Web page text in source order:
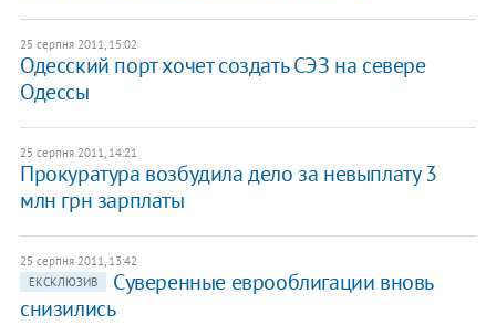
25 серпня 2011, 15:02
Одесский порт хочет создать СЭЗ на севере
Одессы
25 серпня 2011, 14:21
Прокуратура возбудила дело за невыплату 3
млн грн зарплаты
25 серпня 2011, 13:42
ЕКСКЛЮЗИВ
Суверенные еврооблигации вновь
снизились